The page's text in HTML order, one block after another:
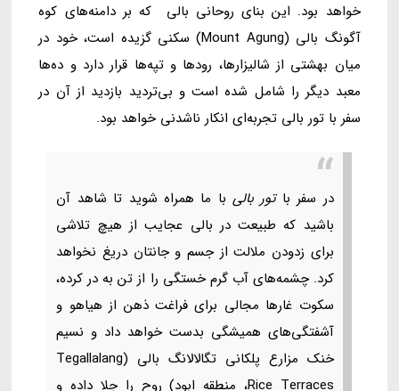
خواهد بود. این بنای روحانی بالی که بر دامنه‌های کوه
آگونگ بالی (Mount Agung) سکنی گزیده است، خود در
میان بهشتی از شالیزارها، رودها و تپه‌ها قرار دارد و ده‌ها
معبد دیگر را شامل شده است و بی‌تردید بازدید از آن در
سفر با تور بالی تجربه‌ای انکار ناشدنی خواهد بود.
در سفر باتور بالیبا ما همراه شوید تا شاهد آن
باشید که طبیعت در بالی عجایب از هیچ تلاشی
برای زدودن ملالت از جسم و جانتان دریغ نخواهد
کرد. چشمه‌های آب گرم خستگی را از تن به در کرده،
سکوت غارها مجالی برای فراغت ذهن از هیاهو و
آشفتگی‌های همیشگی بدست خواهد داد و نسیم
خنک مزارع پلکانی تگالالانگ بالی (Tegallalang
Rice Terraces، منطقه ابود) روح را جلا داده و